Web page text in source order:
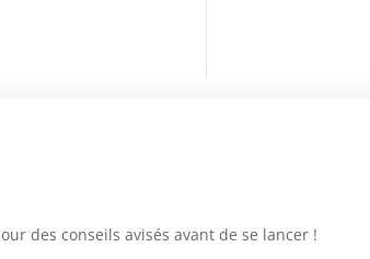
des conseils avisés avant de se lancer !